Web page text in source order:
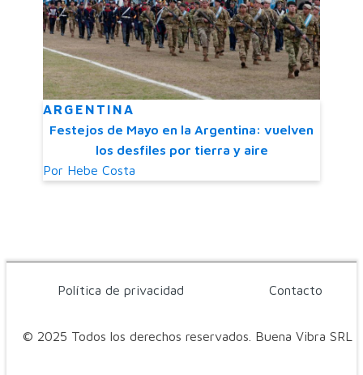
ARGENTINA
Festejos de Mayo en la Argentina: vuelven
los desfiles por tierra y aire
Por Hebe Costa
© 2025 Todos los derechos reservados. Buena Vibra SRL
Política de privacidad Contacto